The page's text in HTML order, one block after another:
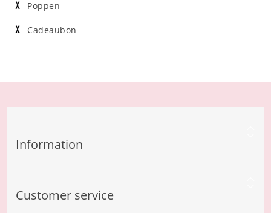
Poppen
Cadeaubon
Information
Customer service